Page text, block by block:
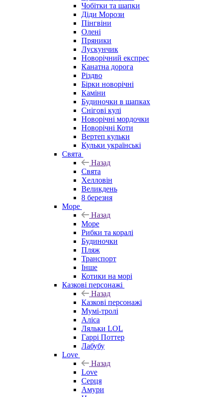
Чобітки та шапки
Діди Морози
Пінгвіни
Олені
Пряники
Лускунчик
Новорічний експрес
Канатна дорога
Різдво
Бірки новорічні
Каміни
Будиночки в шапках
Снігові кулі
Новорічні мордочки
Новорічні Коти
Вертеп кульки
Кульки українські
Свята
Назад
Свята
Хелловін
Великдень
8 березня
Море
Назад
Море
Рибки та коралі
Будиночки
Пляж
Транспорт
Інше
Котики на морі
Казкові персонажі
Назад
Казкові персонажі
Мумі-тролі
Аліса
Ляльки LOL
Гаррі Поттер
Лабубу
Love
Назад
Love
Серця
Амури